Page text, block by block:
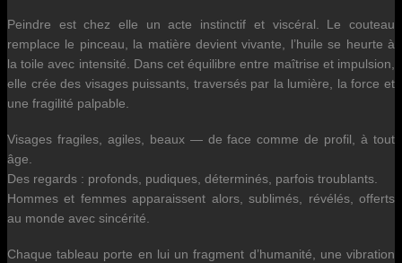
Peindre est chez elle un acte instinctif et viscéral. Le couteau
remplace le pinceau, la matière devient vivante, l’huile se heurte à
la toile avec intensité. Dans cet équilibre entre maîtrise et impulsion,
elle crée des visages puissants, traversés par la lumière, la force et
une fragilité palpable.
Visages fragiles, agiles, beaux — de face comme de profil, à tout
âge.
Des regards : profonds, pudiques, déterminés, parfois troublants.
Hommes et femmes apparaissent alors, sublimés, révélés, offerts
au monde avec sincérité.
Chaque tableau porte en lui un fragment d’humanité, une vibration